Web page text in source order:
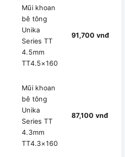
Mũi khoan
bê tông
Unika
Series TT
4.5mm
TT4.5×160
91,700 vnđ
Mũi khoan
bê tông
Unika
Series TT
4.3mm
TT4.3×160
87,100 vnđ